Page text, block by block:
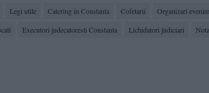
Legi utile Catering in Constanta Cofetarii Organizari
Executori judecatoresti Constanta Lichidatori judiciari